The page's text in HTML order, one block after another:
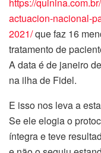
actuacion-nacional-
2021/que faz 16
tratamento de
A data é de janeiro
na ilha de Fidel.
E isso nos leva a
Se ele elogia o
íntegra e teve